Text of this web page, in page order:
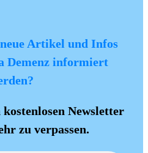
Artikel und Infos
Demenz informiert
Newsletter
zu verpassen.